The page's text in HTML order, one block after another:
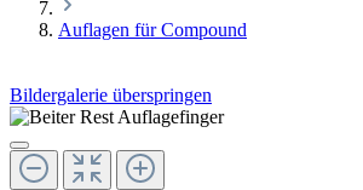
Auflagen für Compound
Bildergalerie überspringen